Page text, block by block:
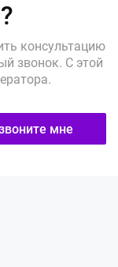
консультацию
звонок. С этой
мне